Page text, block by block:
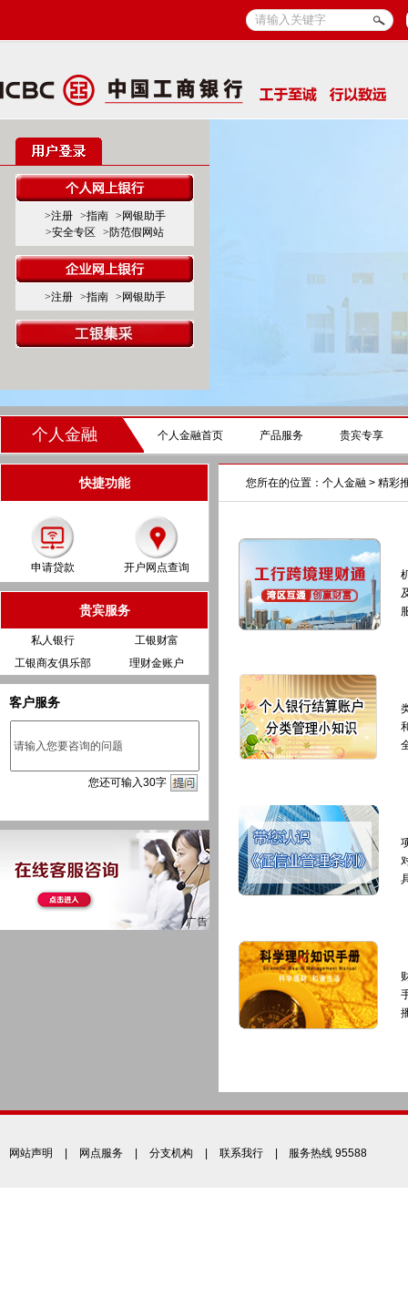
>注册 >指南
>网银助手
>安全专区
>防范假网站
>注册 >指南 >网银助手
个人金融 个人金融首页 产品服务 贵宾专享
快捷功能
申请贷款 开户网点查询
贵宾服务
私人银行
工银财富
工银商友俱乐部
理财金账户
客户服务
您还可输入30字
您所在的位置： 个人金融 > 精彩
网站声明 网点服务 分支机构 联系我行 | 服务热线 95588